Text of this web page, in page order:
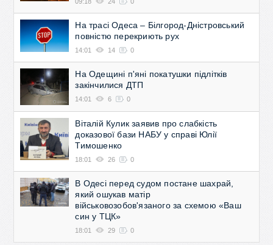
На трасі Одеса – Білгород-Дністровський
повністю перекриють рух
14:01 14 0
На Одещині п'яні покатушки підлітків
закінчилися ДТП
14:01 6 0
Віталій Кулик заявив про слабкість
доказової бази НАБУ у справі Юлії
Тимошенко
18:01 26 0
В Одесі перед судом постане шахрай,
який ошукав матір
військовозобов'язаного за схемою «Ваш
син у ТЦК»
18:01 29 0